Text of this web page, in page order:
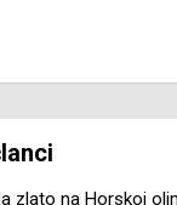
zlato na Horskoj